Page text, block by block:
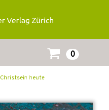
0
Christsein heute